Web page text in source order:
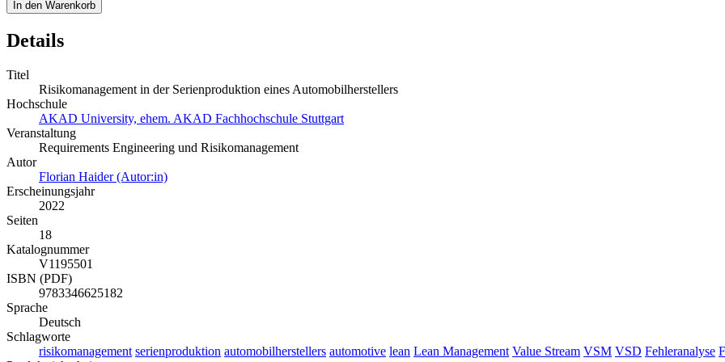
In den Warenkorb
Details
Titel
Risikomanagement in der Serienproduktion eines Automobilherstellers
Hochschule
AKAD University, ehem. AKAD Fachhochschule Stuttgart
Veranstaltung
Requirements Engineering und Risikomanagement
Autor
Florian Haider (Autor:in)
Erscheinungsjahr
2022
Seiten
18
Katalognummer
V1195501
ISBN (PDF)
9783346625182
Sprache
Deutsch
Schlagworte
risikomanagement serienproduktion automobilherstellers automotive lean Lean Management Value Stream VSM VSD Fehleranalyse